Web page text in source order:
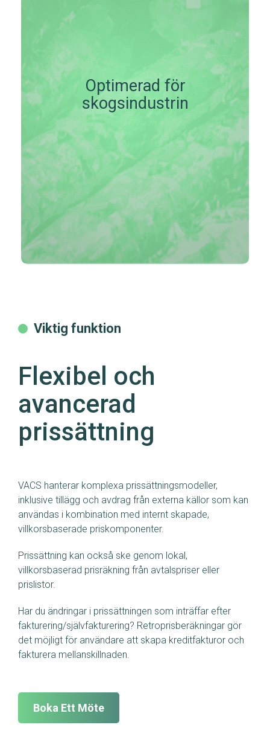
Optimerad för
skogsindustrin
Viktig funktion
Flexibel och
avancerad
prissättning
VACS hanterar komplexa prissättningsmodeller,
inklusive tillägg och avdrag från externa källor som kan
användas i kombination med internt skapade,
villkorsbaserade priskomponenter.
Prissättning kan också ske genom lokal,
villkorsbaserad prisräkning från avtalspriser eller
prislistor.
Har du ändringar i prissättningen som inträffar efter
fakturering/självfakturering? Retroprisberäkningar gör
det möjligt för användare att skapa kreditfakturor och
fakturera mellanskillnaden.
Boka Ett Möte